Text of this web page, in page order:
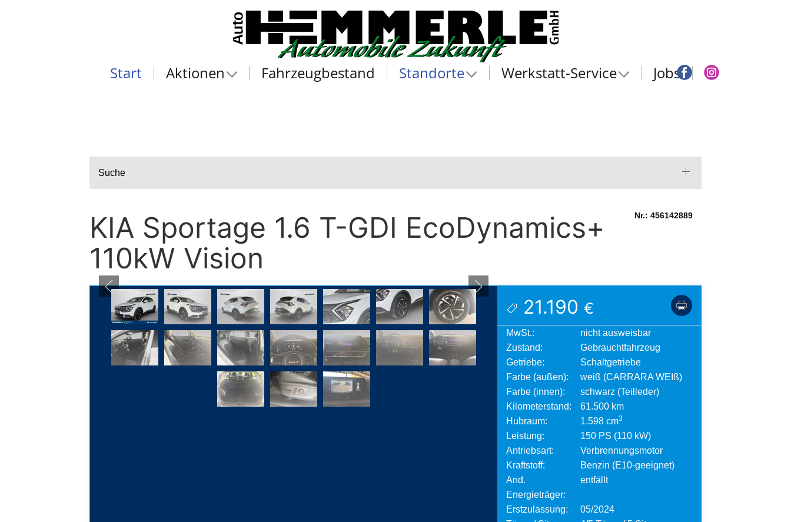
Start Aktionen Fahrzeugbestand Standorte Werkstatt-Service Jobs
Suche
KIA Sportage 1.6 T-GDI EcoDynamics+
110kW Vision
Nr.: 456142889
21.190 €
MwSt.:
nicht ausweisbar
Zustand:
Gebrauchtfahrzeug
Getriebe:
Schaltgetriebe
Farbe (außen):
weiß (CARRARA WEIß)
Farbe (innen):
schwarz (Teilleder)
Kilometerstand:
61.500 km
Hubraum:
1.598 cm3
Leistung:
150 PS (110 kW)
Antriebsart:
Verbrennungsmotor
Kraftstoff:
Benzin (E10-geeignet)
And.
Energieträger:
entfällt
Erstzulassung:
05/2024